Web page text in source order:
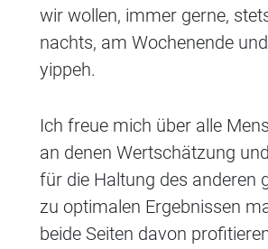
wir wollen, immer gerne,
nachts, am Wochenende
yippeh.
Ich freue mich über alle
an denen Wertschätzung
für die Haltung des anderen
zu optimalen Ergebnissen
beide Seiten davon